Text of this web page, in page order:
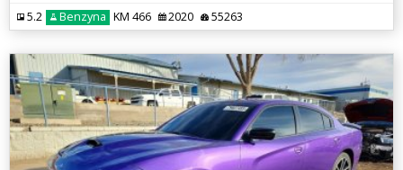
5.2 Benzyna KM 466 2020 55263